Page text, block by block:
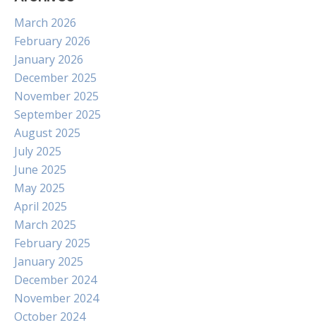
March 2026
February 2026
January 2026
December 2025
November 2025
September 2025
August 2025
July 2025
June 2025
May 2025
April 2025
March 2025
February 2025
January 2025
December 2024
November 2024
October 2024